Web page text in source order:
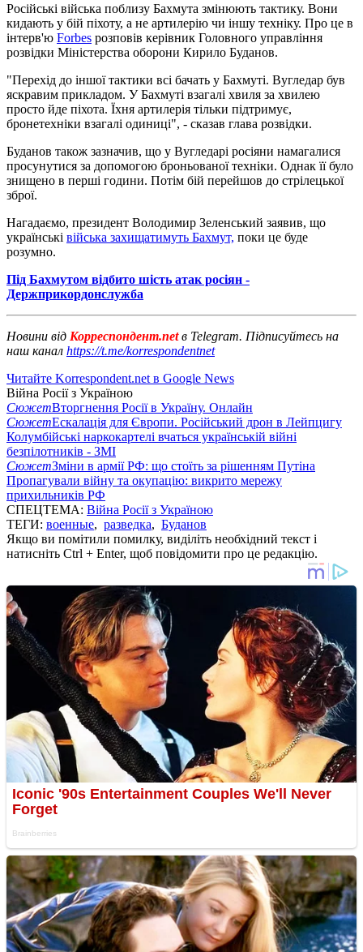
Російські війська поблизу Бахмута змінюють тактику. Вони
кидають у бій піхоту, а не артилерію чи іншу техніку. Про це в
інтерв'ю Forbes розповів керівник Головного управління
розвідки Міністерства оборони Кирило Буданов.
"Перехід до іншої тактики всі бачать у Бахмуті. Вугледар був
яскравим прикладом. У Бахмуті взагалі хвиля за хвилею
просто йде піхота. Їхня артилерія тільки підтримує,
бронетехніки взагалі одиниці", - сказав глава розвідки.
Буданов також зазначив, що у Вугледарі росіяни намагалися
просунутися за допомогою броньованої техніки. Однак її було
знищено в перші години. Потім бій перейшов до стрілецької
зброї.
Нагадаємо, президент Володимир Зеленський заявив, що
українські війська захищатимуть Бахмут, поки це буде
розумно.
Під Бахмутом відбито шість атак росіян -
Держприкордонслужба
Новини від Корреспондент.netв Telegram. Підписуйтесь на
наш канал https://t.me/korrespondentnet
Читайте Korrespondent.net в Google News
Війна Росії з Україною
СюжетВторгнення Росії в Україну. Онлайн
СюжетЕскалація для Європи. Російський дрон в Лейпцигу
Колумбійські наркокартелі вчаться українській війні
безпілотників - ЗМІ
СюжетЗміни в армії РФ: що стоїть за рішенням Путіна
Пропагували війну та окупацію: викрито мережу
прихильників РФ
СПЕЦТЕМА: Війна Росії з Україною
ТЕГИ: военные, разведка, Буданов
Якщо ви помітили помилку, виділіть необхідний текст і
натисніть Ctrl + Enter, щоб повідомити про це редакцію.